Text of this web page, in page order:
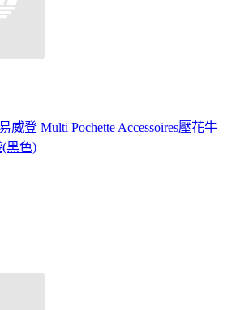
威登 Multi Pochette Accessoires壓花牛
黑色)